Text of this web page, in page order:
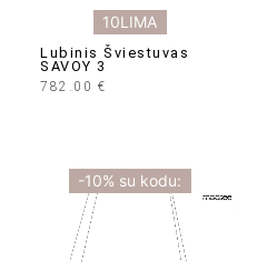
10LIMA
Lubinis Šviestuvas
SAVOY 3
782.00 €
-10% su kodu: